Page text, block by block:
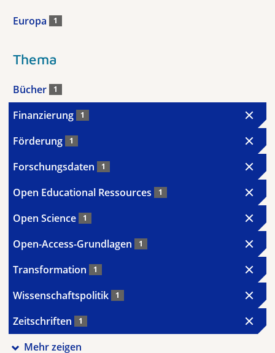
Europa 1
Thema
Bücher 1
Finanzierung 1
Förderung 1
Forschungsdaten 1
Open Educational Ressources 1
Open Science 1
Open-Access-Grundlagen 1
Transformation 1
Wissenschaftspolitik 1
Zeitschriften 1
Mehr zeigen